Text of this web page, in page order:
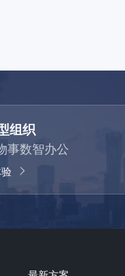
组织
事数智办公